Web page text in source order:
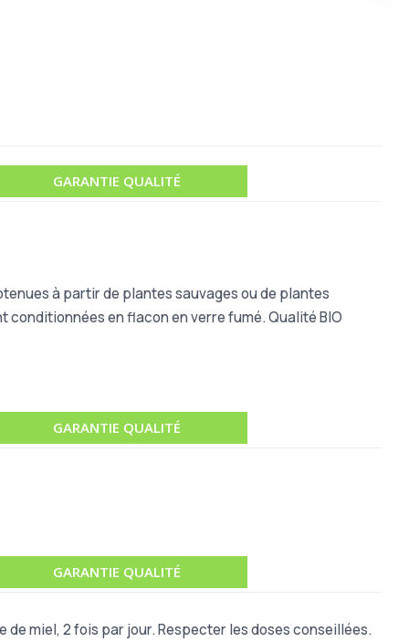
GARANTIE QUALITÉ
à partir de plantes sauvages ou de plantes
conditionnées en flacon en verre fumé. Qualité BIO
GARANTIE QUALITÉ
GARANTIE QUALITÉ
de miel, 2 fois par jour. Respecter les doses conseillées.